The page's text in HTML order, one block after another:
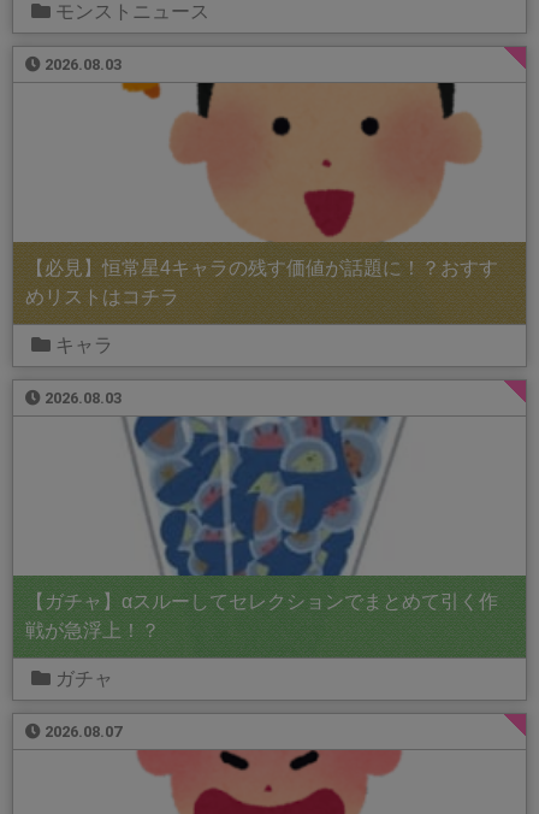
モンストニュース
2026.08.03
【必見】恒常星4キャラの残す価値が話題に！？おすす
めリストはコチラ
キャラ
2026.08.03
【ガチャ】αスルーしてセレクションでまとめて引く作
戦が急浮上！？
ガチャ
2026.08.07